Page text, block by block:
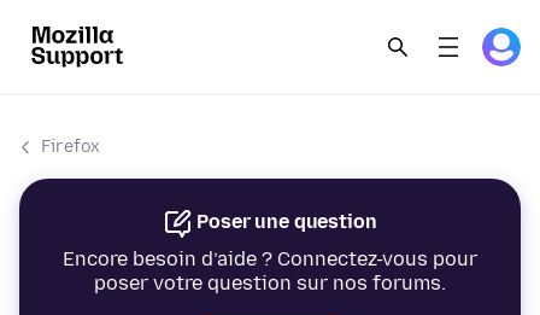
Firefox
Poser une question
Encore besoin d’aide ? Connectez-vous pour
poser votre question sur nos forums.